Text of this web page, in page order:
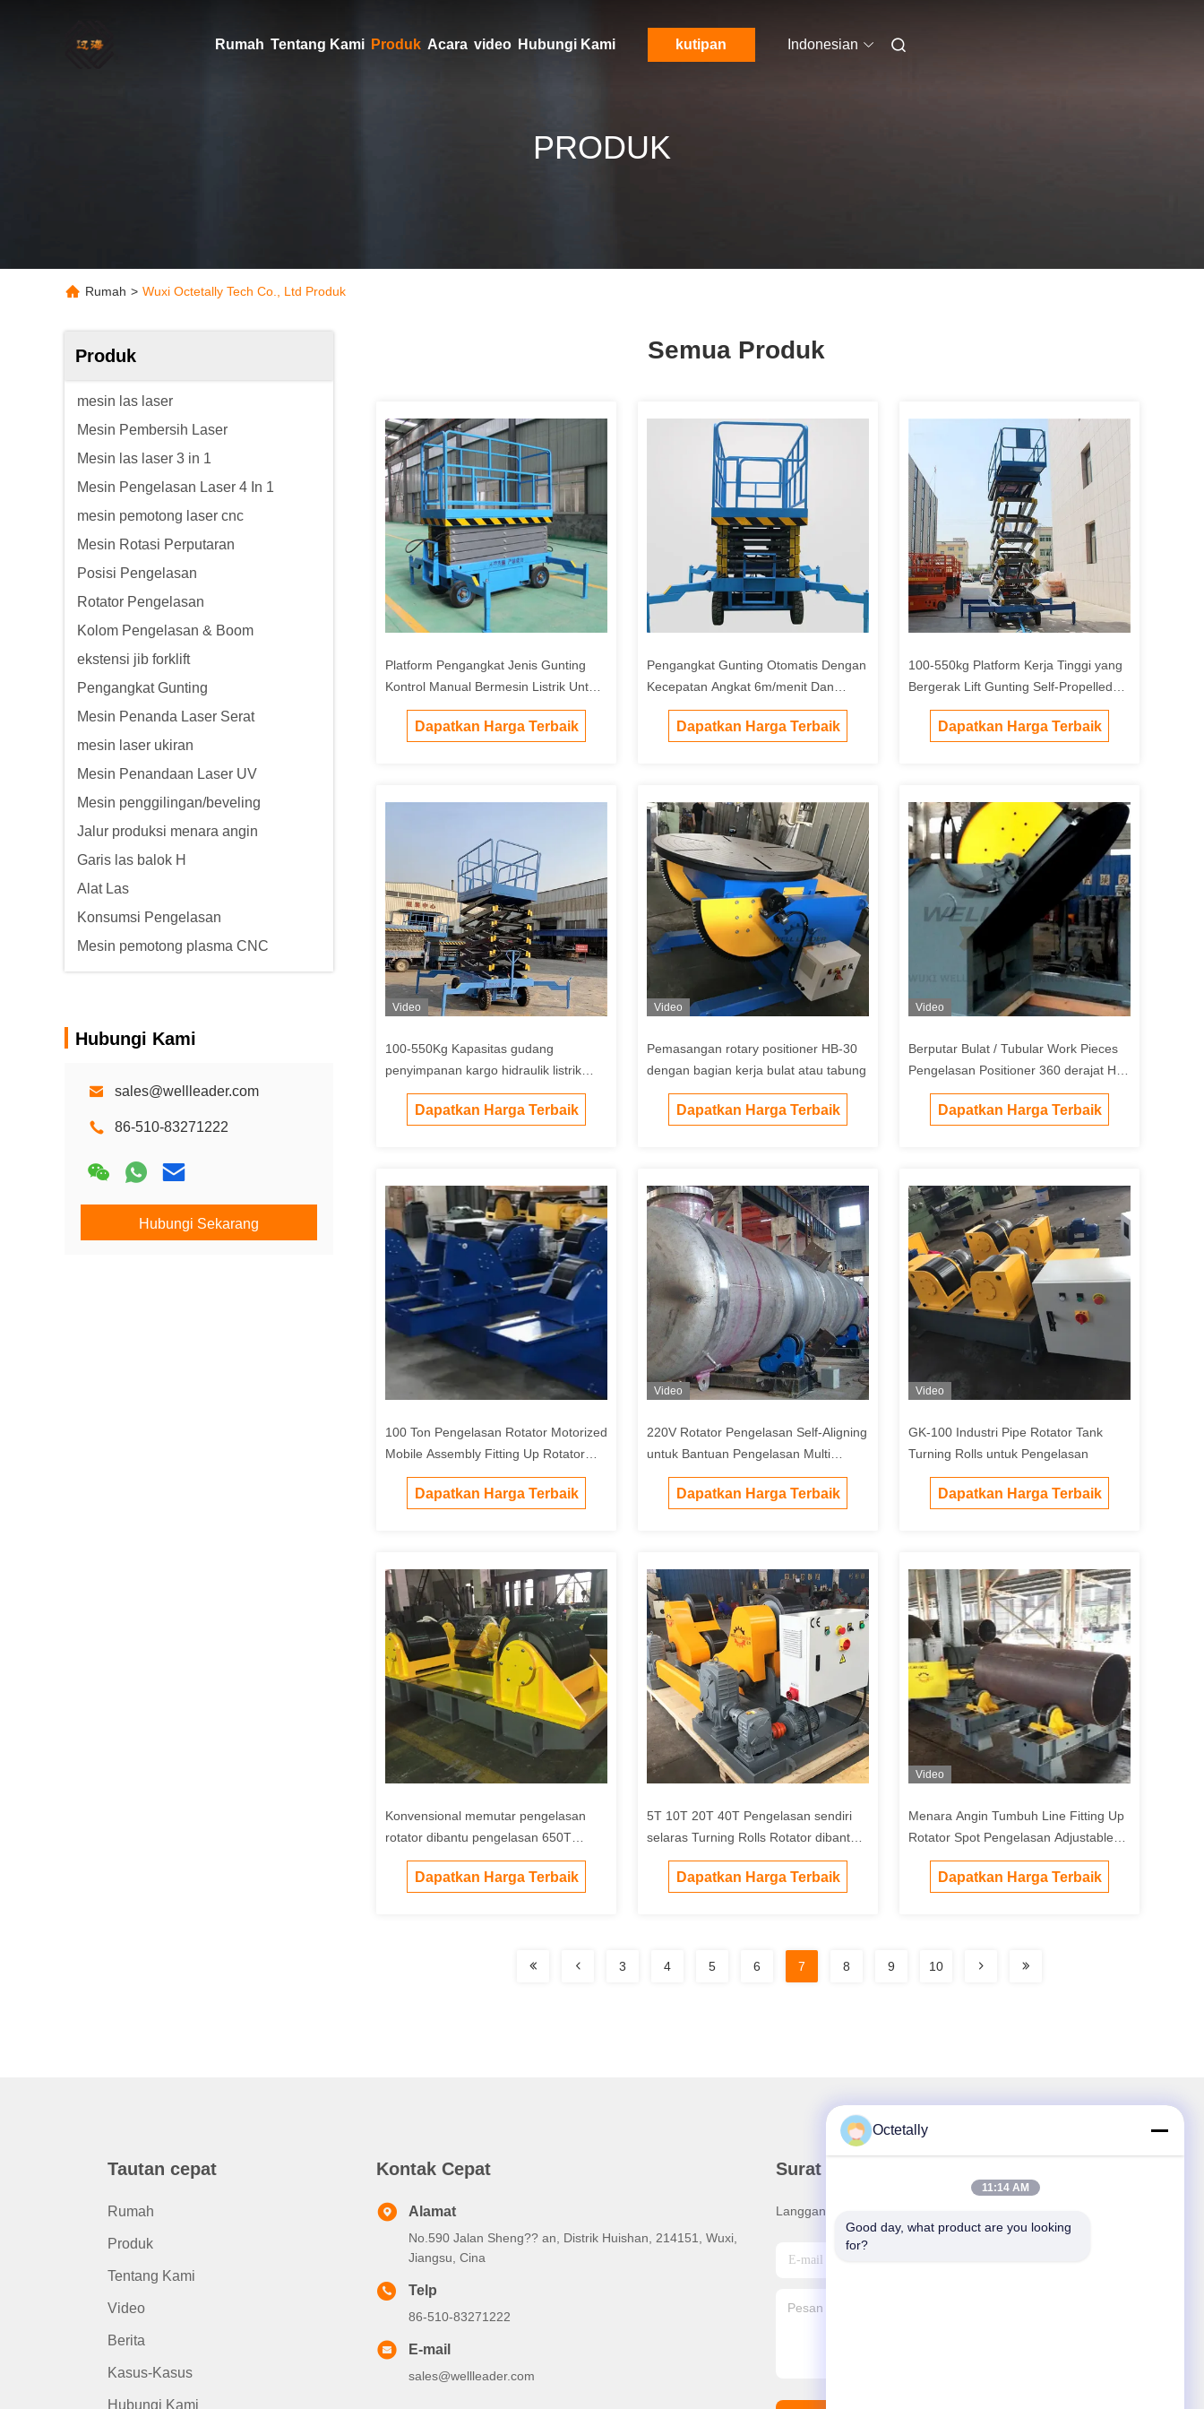
Rumah Tentang Kami Produk Acara video Hubungi Kami kutipan Indonesian
PRODUK
Rumah > Wuxi Octetally Tech Co., Ltd Produk
Produk
mesin las laser
Mesin Pembersih Laser
Mesin las laser 3 in 1
Mesin Pengelasan Laser 4 In 1
mesin pemotong laser cnc
Mesin Rotasi Perputaran
Posisi Pengelasan
Rotator Pengelasan
Kolom Pengelasan & Boom
ekstensi jib forklift
Pengangkat Gunting
Mesin Penanda Laser Serat
mesin laser ukiran
Mesin Penandaan Laser UV
Mesin penggilingan/beveling
Jalur produksi menara angin
Garis las balok H
Alat Las
Konsumsi Pengelasan
Mesin pemotong plasma CNC
Hubungi Kami
sales@wellleader.com
86-510-83271222
Hubungi Sekarang
Semua Produk
Platform Pengangkat Jenis Gunting
Kontrol Manual Bermesin Listrik Untuk
Luar Ruangan
Dapatkan Harga Terbaik
Pengangkat Gunting Otomatis Dengan
Kecepatan Angkat 6m/menit Dan
Ketinggian Angkat 10m
Dapatkan Harga Terbaik
100-550kg Platform Kerja Tinggi yang
Bergerak Lift Gunting Self-Propelled
Electric
Dapatkan Harga Terbaik
Video
100-550Kg Kapasitas gudang
penyimpanan kargo hidraulik listrik
gunting platform angkat
Dapatkan Harga Terbaik
Video
Pemasangan rotary positioner HB-30
dengan bagian kerja bulat atau tabung
Dapatkan Harga Terbaik
Video
Berputar Bulat / Tubular Work Pieces
Pengelasan Positioner 360 derajat HB-
Dapatkan Harga Terbaik
100 Ton Pengelasan Rotator Motorized
Mobile Assembly Fitting Up Rotator
dibantu pengelasan
Dapatkan Harga Terbaik
Video
220V Rotator Pengelasan Self-Aligning
untuk Bantuan Pengelasan Multi
Industri
Dapatkan Harga Terbaik
Video
GK-100 Industri Pipe Rotator Tank
Turning Rolls untuk Pengelasan
Dapatkan Harga Terbaik
Konvensional memutar pengelasan
rotator dibantu pengelasan 650T
Kapasitas beban maksimum
Dapatkan Harga Terbaik
5T 10T 20T 40T Pengelasan sendiri
selaras Turning Rolls Rotator dibantu
pengelasan
Dapatkan Harga Terbaik
Video
Menara Angin Tumbuh Line Fitting Up
Rotator Spot Pengelasan Adjustable
Hydraulic
Dapatkan Harga Terbaik
3 4 5 6 7 8 9 10
Tautan cepat
Rumah
Produk
Tentang Kami
Video
Berita
Kasus-Kasus
Hubungi Kami
Kontak Cepat
Alamat
No.590 Jalan Sheng?? an, Distrik Huishan, 214151, Wuxi,
Jiangsu, Cina
Telp
86-510-83271222
E-mail
sales@wellleader.com
Surat Kabar Kami
Langganan buletin kami untuk diskon dan banyak lagi.
Octetally
11:14 AM
Good day, what product are you looking
for?